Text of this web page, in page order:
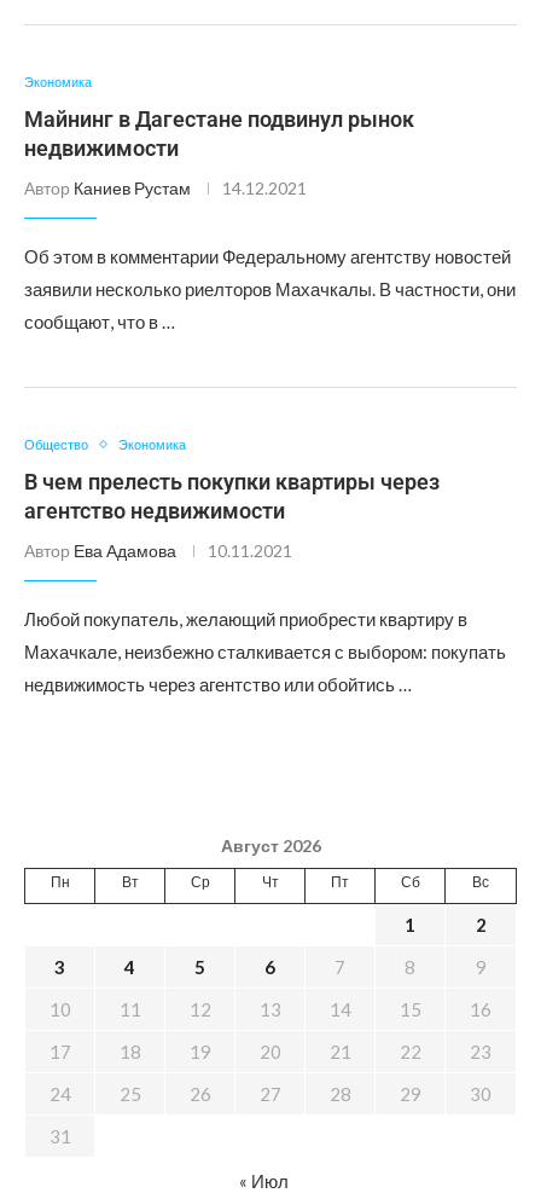
Экономика
Майнинг в Дагестане подвинул рынок
недвижимости
Автор Каниев Рустам 14.12.2021
Об этом в комментарии Федеральному агентству новостей
заявили несколько риелторов Махачкалы. В частности, они
сообщают, что в …
Общество Экономика
В чем прелесть покупки квартиры через
агентство недвижимости
Автор Ева Адамова 10.11.2021
Любой покупатель, желающий приобрести квартиру в
Махачкале, неизбежно сталкивается с выбором: покупать
недвижимость через агентство или обойтись …
Август 2026
Пн Вт Ср Чт Пт Сб Вс
1
2
3
4 5 6 7 8
9
10
11 12 13 14 15
16
17
18 19 20 21 22
23
24
25 26 27 28 29
30
31
« Июл